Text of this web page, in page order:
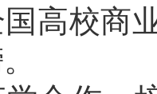
国高校商